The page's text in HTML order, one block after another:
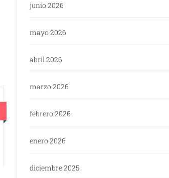
junio 2026
mayo 2026
abril 2026
marzo 2026
febrero 2026
enero 2026
diciembre 2025